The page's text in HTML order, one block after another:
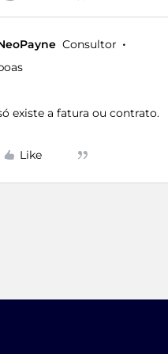
Consultor
existe a fatura ou contrato.
Like